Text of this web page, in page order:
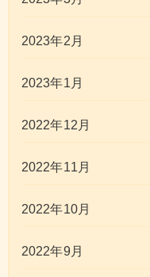
2023年2月
2023年1月
2022年12月
2022年11月
2022年10月
2022年9月